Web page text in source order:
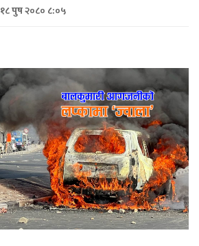
१८ पुष २०८० ८:०५